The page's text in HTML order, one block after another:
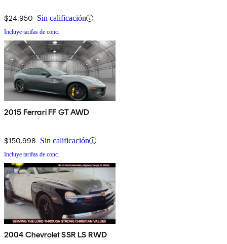
$24,950 Sin calificación
Incluye tarifas de conc.
2015 Ferrari FF GT AWD
$150,998 Sin calificación
Incluye tarifas de conc.
2004 Chevrolet SSR LS RWD